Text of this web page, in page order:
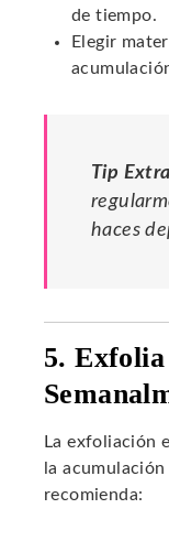
de tiempo.
Elegir
Tip
haces
5. Exfolia
La exfoliación
la
recomienda: